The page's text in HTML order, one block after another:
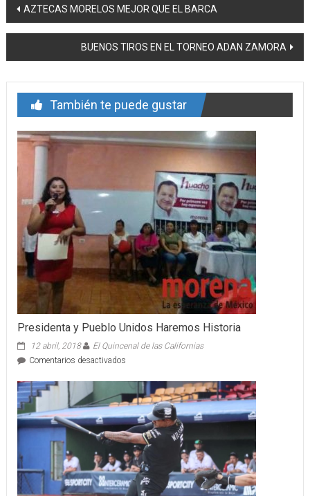
Navegación
de
entrada
AZTECAS MORELOS MEJOR QUE EL BARCA
BUENOS TIROS EN EL TORNEO ADAN ZAMORA
También te puede gustar
Presidenta y Pueblo Unidos Haremos Historia
12 abril, 2018
El Quincenal de las Californias
Comentarios desactivadosen
y
Pueblo
Unidos
Haremos
Historia